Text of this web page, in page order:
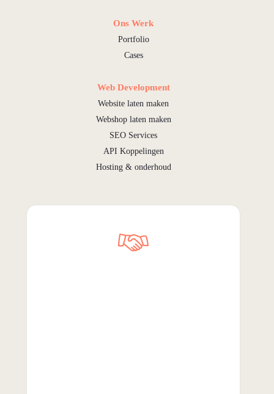
Ons Werk
Portfolio
Cases
Web Development
Website laten maken
Webshop laten maken
SEO Services
API Koppelingen
Hosting & onderhoud